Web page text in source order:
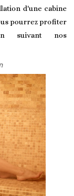
d'une cabine
pourrez profiter
suivant nos